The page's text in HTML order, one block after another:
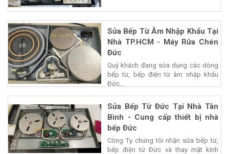
Sửa Bếp Từ Âm Nhập Khẩu Tại
Nhà TP.HCM - Máy Rửa Chén
Đức
Quý khách đang sửa dụng các dòng
bếp từ, bếp điện từ âm nhập khẩu
Đức,...
Sửa Bếp Từ Đức Tại Nhà Tân
Bình - Cung cấp thiết bị nhà
bếp Đức
Công Ty chúng tôi nhận sửa bếp từ,
bếp điện từ Đức và thay mặt kính